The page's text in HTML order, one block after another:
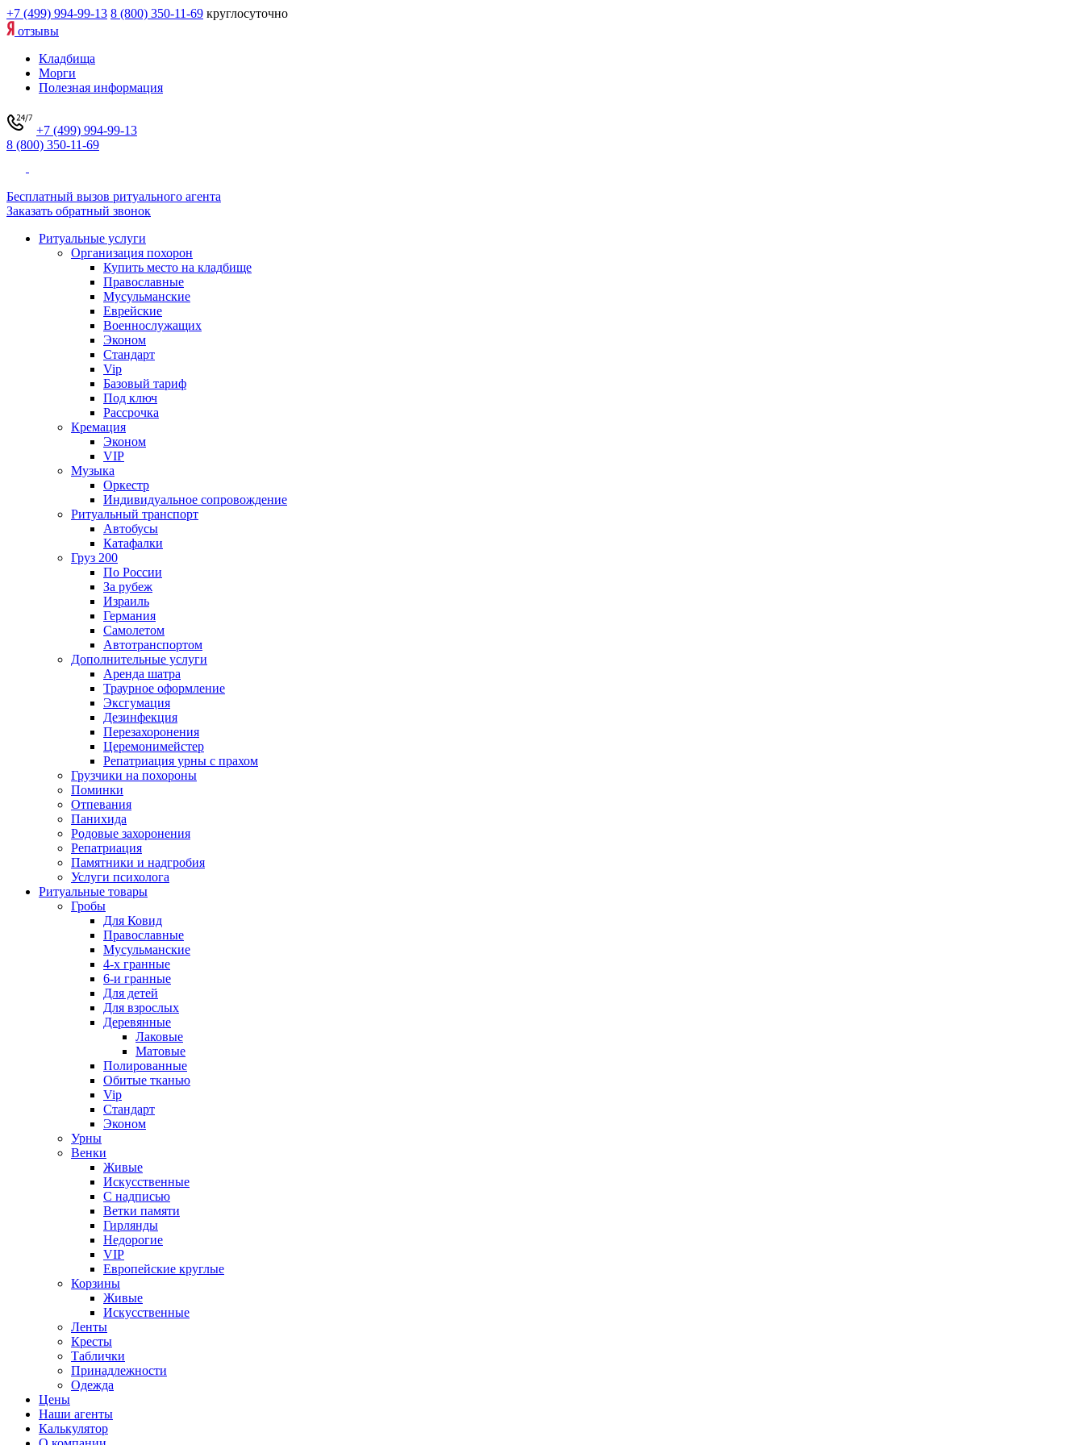
+7 (499) 994-99-13 8 (800) 350-11-69 круглосуточно
отзывы
Кладбища
Морги
Полезная информация
+7 (499) 994-99-13
8 (800) 350-11-69
Бесплатный вызов ритуального агента
Заказать обратный звонок
Ритуальные услуги
Организация похорон
Купить место на кладбище
Православные
Мусульманские
Еврейские
Военнослужащих
Эконом
Стандарт
Vip
Базовый тариф
Под ключ
Рассрочка
Кремация
Эконом
VIP
Музыка
Оркестр
Индивидуальное сопровождение
Ритуальный транспорт
Автобусы
Катафалки
Груз 200
По России
За рубеж
Израиль
Германия
Самолетом
Автотранспортом
Дополнительные услуги
Аренда шатра
Траурное оформление
Эксгумация
Дезинфекция
Перезахоронения
Церемонимейстер
Репатриация урны с прахом
Грузчики на похороны
Поминки
Отпевания
Панихида
Родовые захоронения
Репатриация
Памятники и надгробия
Услуги психолога
Ритуальные товары
Гробы
Для Ковид
Православные
Мусульманские
4-х гранные
6-и гранные
Для детей
Для взрослых
Деревянные
Лаковые
Матовые
Полированные
Обитые тканью
Vip
Стандарт
Эконом
Урны
Венки
Живые
Искусственные
С надписью
Ветки памяти
Гирлянды
Недорогие
VIP
Европейские круглые
Корзины
Живые
Искусственные
Ленты
Кресты
Таблички
Принадлежности
Одежда
Цены
Наши агенты
Калькулятор